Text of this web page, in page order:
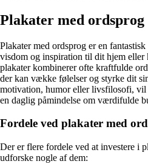
Plakater med ordsprog
Plakater med ordsprog er en
visdom og inspiration til dit hjem eller
plakater kombinerer ofte kraftfulde
der kan vække følelser og styrke dit
motivation, humor eller livsfilosofi, vil
en daglig påmindelse om værdifulde
Fordele ved plakater med
Der er flere fordele ved at investere i
udforske nogle af dem: